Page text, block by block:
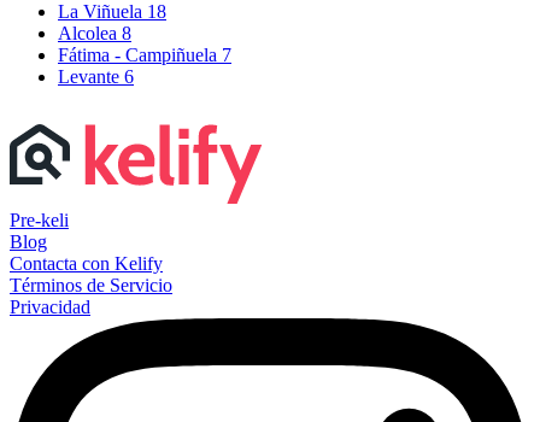
La Viñuela 18
Alcolea 8
Fátima - Campiñuela 7
Levante 6
Pre-keli
Blog
Contacta con Kelify
Términos de Servicio
Privacidad